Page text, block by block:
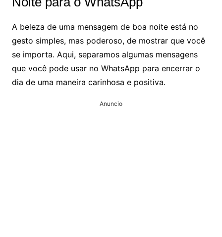
A beleza de uma mensagem de boa noite está no
gesto simples, mas poderoso, de mostrar que você
se importa. Aqui, separamos algumas mensagens
que você pode usar no WhatsApp para encerrar o
dia de uma maneira carinhosa e positiva.
Anuncio